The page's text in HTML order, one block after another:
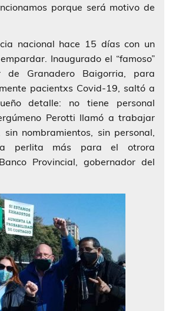
porque será motivo de
nacional hace 15 días con un
Inaugurado el “famoso”
de Granadero Baigorria, para
pacientxs Covid-19, saltó a
detalle: no tiene personal
Perotti llamó a trabajar
sin nombramientos, sin personal,
perlita más para el otrora
Provincial, gobernador del